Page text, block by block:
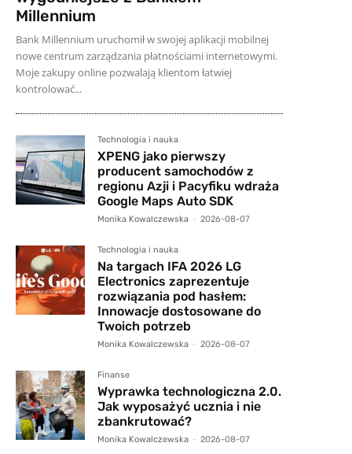
Millennium
Bank Millennium uruchomił w swojej aplikacji mobilnej
nowe centrum zarządzania płatnościami internetowymi.
Moje zakupy online pozwalają klientom łatwiej
kontrolować...
Technologia i nauka
XPENG jako pierwszy
producent samochodów z
regionu Azji i Pacyfiku wdraża
Google Maps Auto SDK
Monika Kowalczewska - 2026-08-07
Technologia i nauka
Na targach IFA 2026 LG
Electronics zaprezentuje
rozwiązania pod hasłem:
Innowacje dostosowane do
Twoich potrzeb
Monika Kowalczewska - 2026-08-07
Finanse
Wyprawka technologiczna 2.0.
Jak wyposażyć ucznia i nie
zbankrutować?
Monika Kowalczewska - 2026-08-07